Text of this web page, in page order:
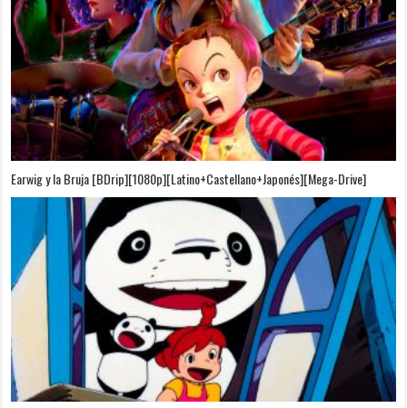
Puedo Escuchar el Mar [Película][BDrip][1080p][Dual Audio]
[Castellano+Japonés][Sub-Español][MEGA]